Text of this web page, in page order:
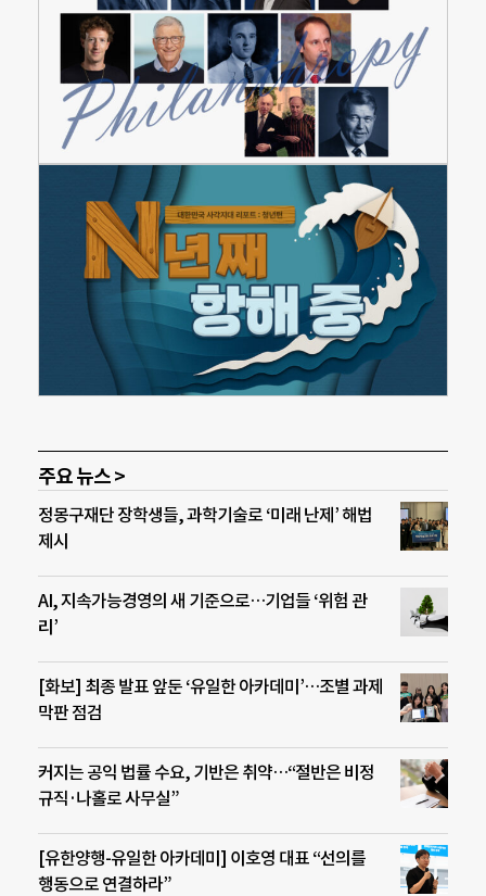
주요 뉴스 >
정몽구재단 장학생들, 과학기술로 ‘미래 난제’ 해법
제시
AI, 지속가능경영의 새 기준으로…기업들 ‘위험 관
리’
[화보] 최종 발표 앞둔 ‘유일한 아카데미’…조별 과제
막판 점검
커지는 공익 법률 수요, 기반은 취약…“절반은 비정
규직·나홀로 사무실”
[유한양행-유일한 아카데미] 이호영 대표 “선의를
행동으로 연결하라”